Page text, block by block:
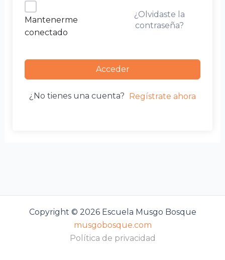
Mantenerme
conectado
¿Olvidaste la
contraseña?
Acceder
¿No tienes una cuenta? Regístrate ahora
Copyright © 2026 Escuela Musgo Bosque
musgobosque.com
Política de privacidad